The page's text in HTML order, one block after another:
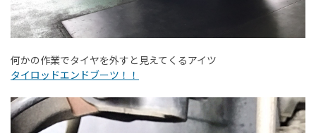
何かの作業でタイヤを外すと見えてくるアイツ
タイロッドエンドブーツ！！